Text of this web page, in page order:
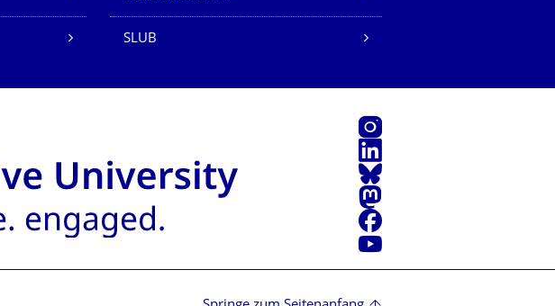
SLUB
Instagram
LinkedIn
Bluesky
Mastodon
Facebook
Youtube